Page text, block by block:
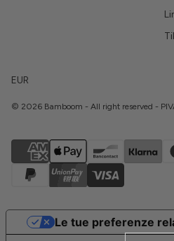
EUR
© 2026 Bamboom - All right reserved -
Le tue preferenze